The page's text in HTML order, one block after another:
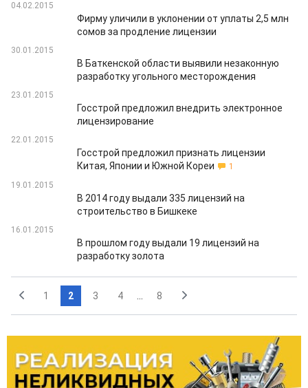
04.02.2015
Фирму уличили в уклонении от уплаты 2,5 млн
сомов за продление лицензии
30.01.2015
В Баткенской области выявили незаконную
разработку угольного месторождения
23.01.2015
Госстрой предложил внедрить электронное
лицензирование
22.01.2015
Госстрой предложил признать лицензии
Китая, Японии и Южной Кореи
1
19.01.2015
В 2014 году выдали 335 лицензий на
строительство в Бишкеке
16.01.2015
В прошлом году выдали 19 лицензий на
разработку золота
1 2 3 4 8